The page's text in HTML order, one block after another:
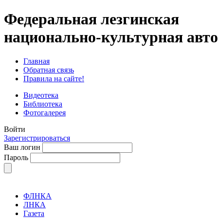
Федеральная лезгинская
национально-культурная
Главная
Обратная связь
Правила на сайте!
Видеотека
Библиотека
Фотогалерея
Войти
Зарегистрироваться
Ваш логин
Пароль
ФЛНКА
ЛНКА
Газета